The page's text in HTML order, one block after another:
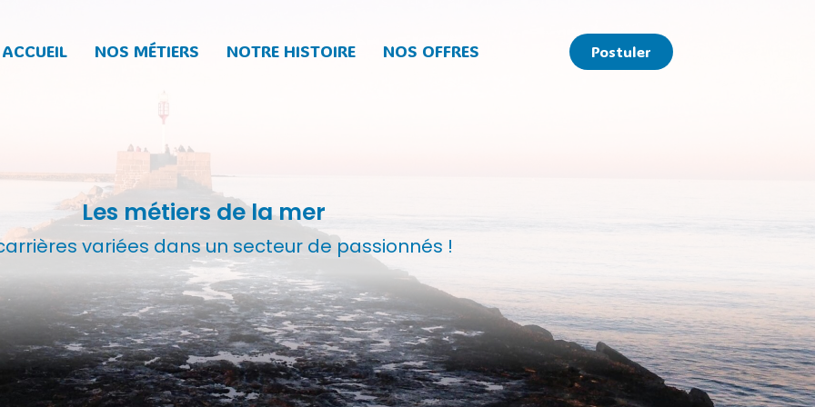
ACCUEIL NOS MÉTIERS NOTRE HISTOIRE NOS OFFRES Postuler
Les métiers de la mer
variées dans un secteur de passionnés !